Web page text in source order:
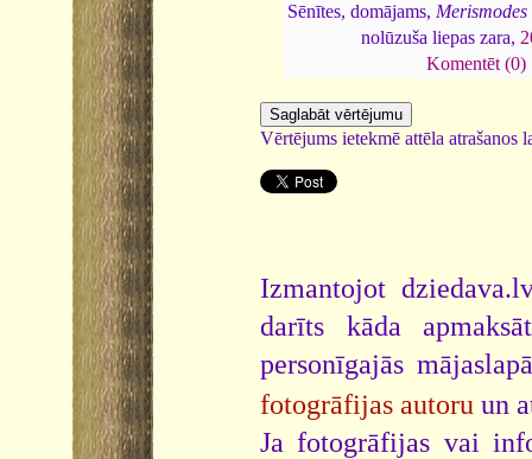
Sēnītes, domājams,
nolūzuša liepas zara,
Komentēt (0)
Vērtējums ietekmē attēla atrašanos
Izmantojot
darīts kāda
personīgajās
fotogrāfijas autoru un
Ja fotogrāfijas vai